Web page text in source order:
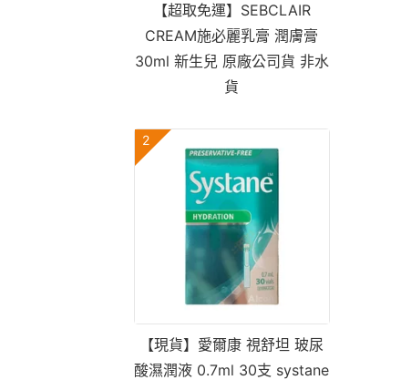
【超取免運】SEBCLAIR
CREAM施必麗乳膏 潤膚膏
30ml 新生兒 原廠公司貨 非水
貨
2
【現貨】愛爾康 視舒坦 玻尿
酸濕潤液 0.7ml 30支 systane